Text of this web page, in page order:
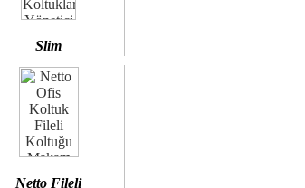
Slim
Netto Fileli